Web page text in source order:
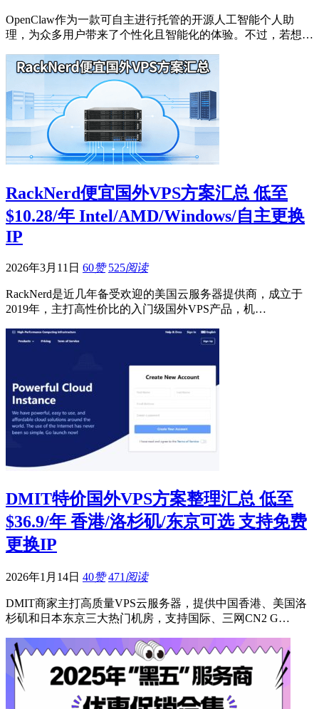
OpenClaw作为一款可自主进行托管的开源人工智能个人助
理，为众多用户带来了个性化且智能化的体验。不过，若想…
RackNerd便宜国外VPS方案汇总 低至
$10.28/年 Intel/AMD/Windows/自主更换
IP
2026年3月11日 60赞 525阅读
RackNerd是近几年备受欢迎的美国云服务器提供商，成立于
2019年，主打高性价比的入门级国外VPS产品，机…
DMIT特价国外VPS方案整理汇总 低至
$36.9/年 香港/洛杉矶/东京可选 支持免费
更换IP
2026年1月14日 40赞 471 阅读
DMIT商家主打高质量VPS云服务器，提供中国香港、美国洛
杉矶和日本东京三大热门机房，支持国际、三网CN2 G…